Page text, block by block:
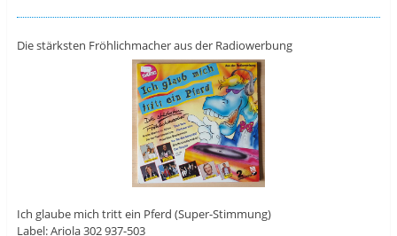
Die stärksten Fröhlichmacher aus der Radiowerbung
Ich glaube mich tritt ein Pferd (Super-Stimmung)
Label: Ariola 302 937-503